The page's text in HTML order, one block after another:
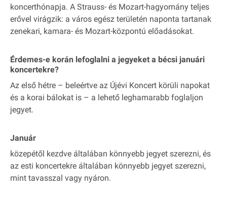
koncerthónapja. A Strauss- és Mozart-hagyomány teljes
erővel virágzik: a város egész területén naponta tartanak
zenekari, kamara- és Mozart-központú előadásokat.
Érdemes-e korán lefoglalni a jegyeket a bécsi januári
koncertekre?
Az első hétre – beleértve az Újévi Koncert körüli napokat
és a korai bálokat is – a lehető leghamarabb foglaljon
jegyet.
Január
közepétől kezdve általában könnyebb jegyet szerezni, és
az esti koncertekre általában könnyebb jegyet szerezni,
mint tavasszal vagy nyáron.